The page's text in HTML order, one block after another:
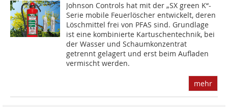
Johnson Controls hat mit der „SX green K“-
Serie mobile Feuerlöscher entwickelt, deren
Löschmittel frei von PFAS sind. Grundlage
ist eine kombinierte Kartuschentechnik, bei
der Wasser und Schaumkonzentrat
getrennt gelagert und erst beim Aufladen
vermischt werden.
mehr